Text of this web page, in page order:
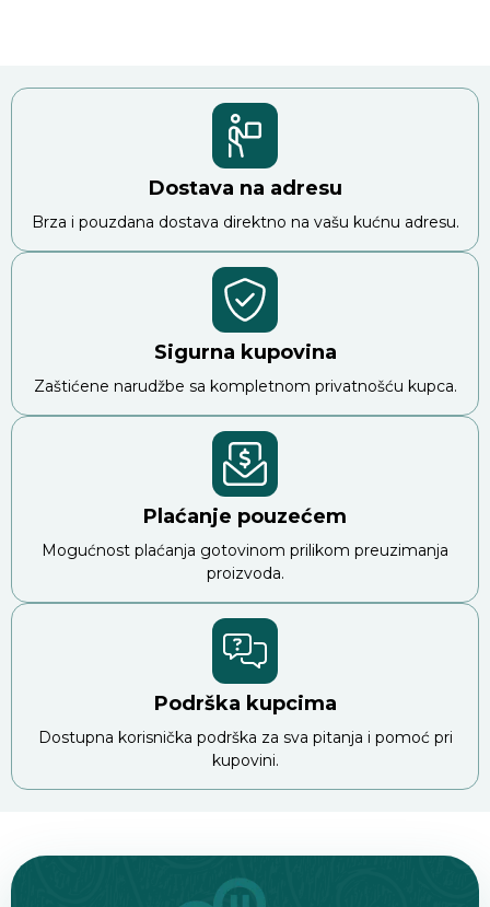
Dostava na adresu
Brza i pouzdana dostava direktno na vašu kućnu adresu.
Sigurna kupovina
Zaštićene narudžbe sa kompletnom privatnošću kupca.
Plaćanje pouzećem
Mogućnost plaćanja gotovinom prilikom preuzimanja
proizvoda.
Podrška kupcima
Dostupna korisnička podrška za sva pitanja i pomoć pri
kupovini.